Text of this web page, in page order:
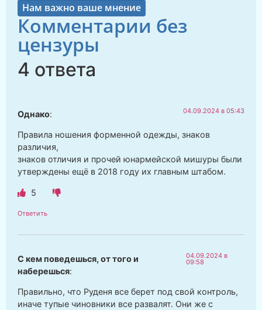
Нам важно ваше мнение
Комментарии без
цензуры
4 ответа
Однако: 04.09.2024 в 05:43
Правила ношения форменной одежды, знаков
различия,
знаков отличия и прочей юнармейской мишуры были
утверждены ещё в 2018 году их главным штабом.
5
Ответить
С кем поведешься, от того и
наберешься:
04.09.2024 в
09:58
Правильно, что Руденя все берет под свой контроль,
иначе тупые чиновники все развалят. Они же с